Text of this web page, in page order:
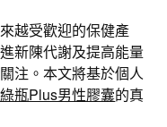
越受歡迎的保健產
新陳代謝及提高能量
注。本文將基於個人
瓶Plus男性膠囊的真